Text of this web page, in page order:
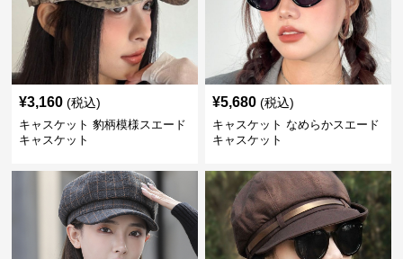
¥3,160 (税込)
キャスケット 豹柄模様スエード
キャスケット
¥5,680 (税込)
キャスケット なめらかスエード
キャスケット